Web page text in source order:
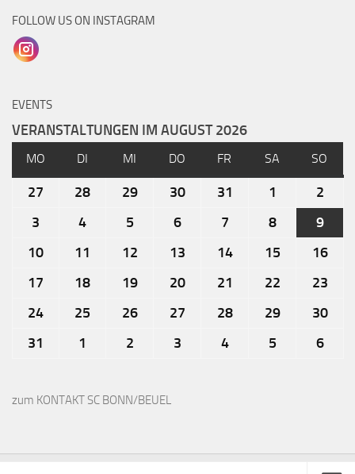
FOLLOW US ON INSTAGRAM
EVENTS
VERANSTALTUNGEN IM AUGUST 2026
MO DI MI DO FR SA SO
27 28 29 30 31 1
2
3
4 5 6 7 8
9
10
11 12 13 14 15
16
17
18 19 20 21 22
23
24
25 26 27 28 29
30
31
1 2 3 4 5 6
zum KONTAKT SC BONN/BEUEL